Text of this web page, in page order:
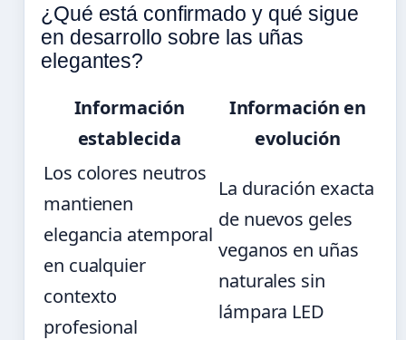
¿Qué está confirmado y qué sigue
en desarrollo sobre las uñas
elegantes?
Información
establecida
Información en
evolución
Los colores neutros
mantienen
elegancia atemporal
en cualquier
contexto
profesional
La duración exacta
de nuevos geles
veganos en uñas
naturales sin
lámpara LED